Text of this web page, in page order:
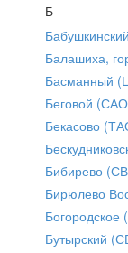
Б
Балашиха,
Басманный
Беговой
Бекасово
Бибирево
Бирюлево
Богородское
Бутырский